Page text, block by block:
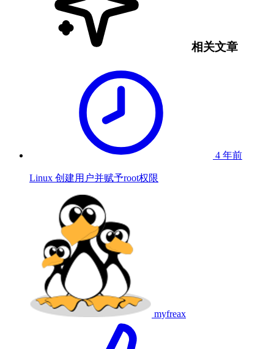
相关文章
4 年前
Linux 创建用户并赋予root权限
myfreax